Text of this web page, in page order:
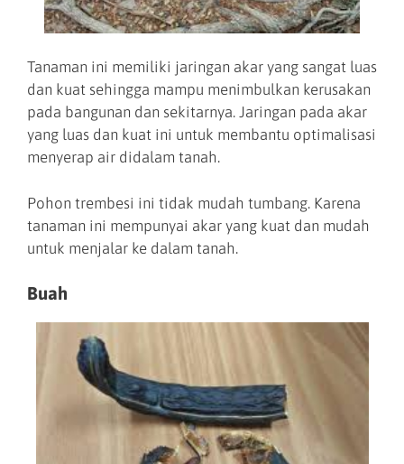
Tanaman ini memiliki jaringan akar yang sangat luas
dan kuat sehingga mampu menimbulkan kerusakan
pada bangunan dan sekitarnya. Jaringan pada akar
yang luas dan kuat ini untuk membantu optimalisasi
menyerap air didalam tanah.
Pohon trembesi ini tidak mudah tumbang. Karena
tanaman ini mempunyai akar yang kuat dan mudah
untuk menjalar ke dalam tanah.
Buah